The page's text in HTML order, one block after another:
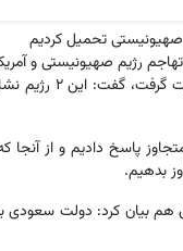
صهیونیستی تحمیل کردیم
رژیم صهیونیستى و
زمانى که
پاسخ دادیم و از
بدهیم.
هم بیان کرد: دولت سعودى